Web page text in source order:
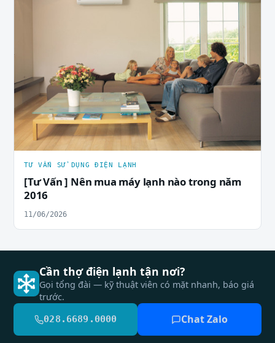
TƯ VẤN SỬ DỤNG ĐIỆN LẠNH
[Tư Vấn ] Nên mua máy lạnh nào trong năm
2016
11/06/2026
Cần thợ điện lạnh tận nơi?
Gọi tổng đài — kỹ thuật viên có mặt nhanh, báo giá
trước.
028.6689.0000 Chat Zalo